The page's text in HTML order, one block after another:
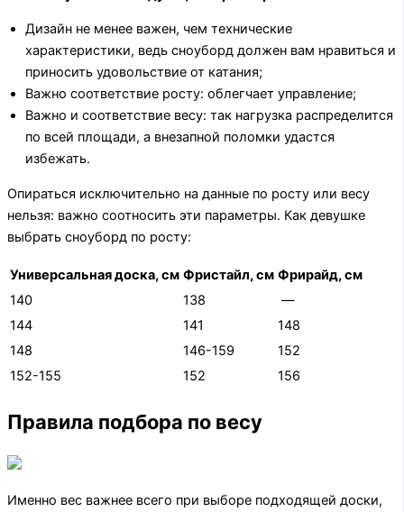
Дизайн не менее важен, чем технические
характеристики, ведь сноуборд должен вам нравиться и
приносить удовольствие от катания;
Важно соответствие росту: облегчает управление;
Важно и соответствие весу: так нагрузка распределится
по всей площади, а внезапной поломки удастся
избежать.
Опираться исключительно на данные по росту или весу
нельзя: важно соотносить эти параметры. Как девушке
выбрать сноуборд по росту:
Универсальная доска, см Фристайл, см Фрирайд, см
140
138
—
144
141
148
148
146-159
152
152-155
152 156
Правила подбора по весу
Именно вес важнее всего при выборе подходящей доски,